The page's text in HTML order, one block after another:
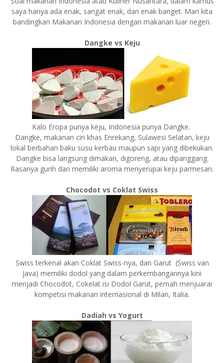
saya hanya ada enak, sangat enak, dan enak banget. Mari kita
bandingkan Makanan Indonesia dengan makanan luar negeri.
Dangke vs Keju
Kalo Eropa punya keju, Indonesia punya Dangke.
Dangke, makanan ciri khas Enrekang, Sulawesi Selatan, keju
lokal berbahan baku susu kerbau maupun sapi yang dibekukan.
Dangke bisa langsung dimakan, digoreng, atau dipanggang.
Rasanya gurih dan memiliki aroma menyerupai keju parmesan.
Chocodot vs Coklat Swiss
Swiss terkenal akan Coklat Swiss-nya, dan Garut (Swiss van
Java) memiliki dodol yang dalam perkembangannya kini
menjadi Chocodot, Cokelat isi Dodol Garut, pernah menjuarai
kompetisi makanan internasional di Milan, Italia.
Dadiah vs Yogurt